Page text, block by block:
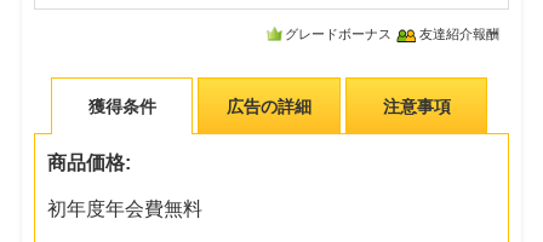
グレードボーナス 友達紹介報酬
獲得条件 広告の詳細 注意事項
商品価格:
初年度年会費無料